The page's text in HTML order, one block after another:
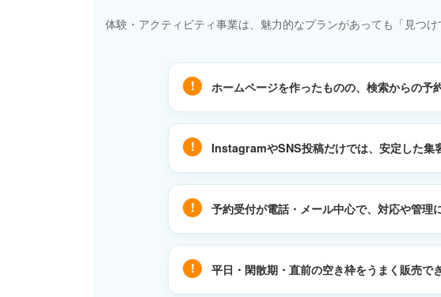
体験・アクティビティ事業は、魅力的なプランがあっても「見つ
ホームページを作ったものの、検索からの予
InstagramやSNS投稿だけでは、安定した集
予約受付が電話・メール中心で、対応や管理
平日・閑散期・直前の空き枠をうまく販売で